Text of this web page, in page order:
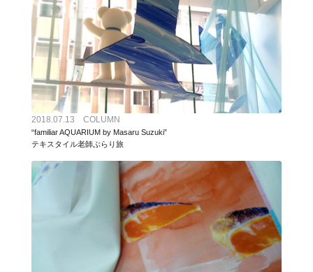
2018.07.13 COLUMN
“familiar AQUARIUM by Masaru Suzuki”
テキスタイル老師ぶらり旅